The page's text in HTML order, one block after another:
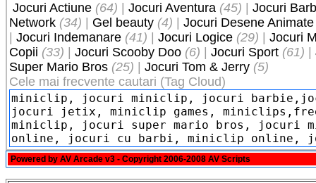
Jocuri Actiune (64) Jocuri Aventura (45)
Jocuri
Network (34) Gel beauty (4)
Jocuri Desene Animate
Jocuri Indemanare (41) Jocuri Logice (29)
Jocuri
Copii (33) Jocuri Scooby Doo (6) Jocuri Sport (61)
Super Mario Bros (25) Jocuri Tom & Jerry (5)
Cele mai frecvente cautari (Tag Cloud)
Powered by AV Arcade v3 - Copyright 2006-2008 AV Scripts